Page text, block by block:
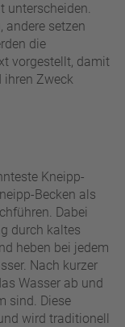
unterscheiden.
andere setzen
die
vorgestellt, damit
ihren Zweck
Kneipp-
Becken als
Dabei
durch kaltes
heben bei jedem
Nach kurzer
Wasser ab und
sind. Diese
wird traditionell